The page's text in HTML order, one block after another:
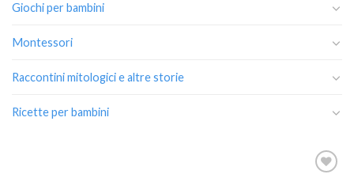
Giochi per bambini
Montessori
Raccontini mitologici e altre storie
Ricette per bambini